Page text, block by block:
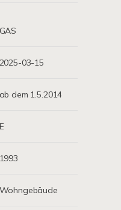
GAS
2025-03-15
ab dem 1.5.2014
E
1993
Wohngebäude